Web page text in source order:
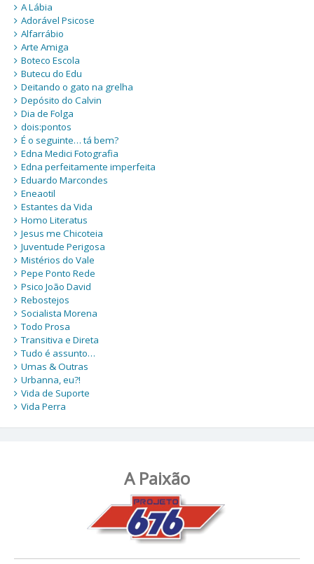
A Lábia
Adorável Psicose
Alfarrábio
Arte Amiga
Boteco Escola
Butecu do Edu
Deitando o gato na grelha
Depósito do Calvin
Dia de Folga
dois:pontos
É o seguinte… tá bem?
Edna Medici Fotografia
Edna perfeitamente imperfeita
Eduardo Marcondes
Eneaotil
Estantes da Vida
Homo Literatus
Jesus me Chicoteia
Juventude Perigosa
Mistérios do Vale
Pepe Ponto Rede
Psico João David
Rebostejos
Socialista Morena
Todo Prosa
Transitiva e Direta
Tudo é assunto…
Umas & Outras
Urbanna, eu?!
Vida de Suporte
Vida Perra
A Paixão